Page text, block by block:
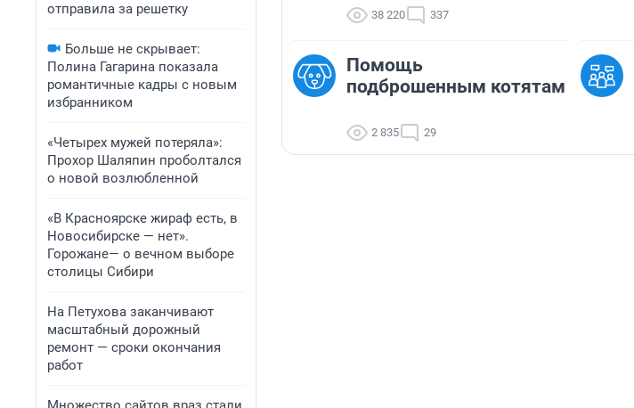
отправила за решетку
Больше не скрывает:
Полина Гагарина показала
романтичные кадры с новым
избранником
«Четырех мужей потеряла»:
Прохор Шаляпин проболтался
о новой возлюбленной
«В Красноярске жираф есть, в
Новосибирске — нет».
Горожане— о вечном выборе
столицы Сибири
На Петухова заканчивают
масштабный дорожный
ремонт — сроки окончания
работ
38 220 337
Помощь
подброшенным котятам
2 835 29